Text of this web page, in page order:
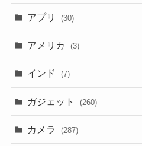
アプリ (30)
アメリカ (3)
インド (7)
ガジェット (260)
カメラ (287)